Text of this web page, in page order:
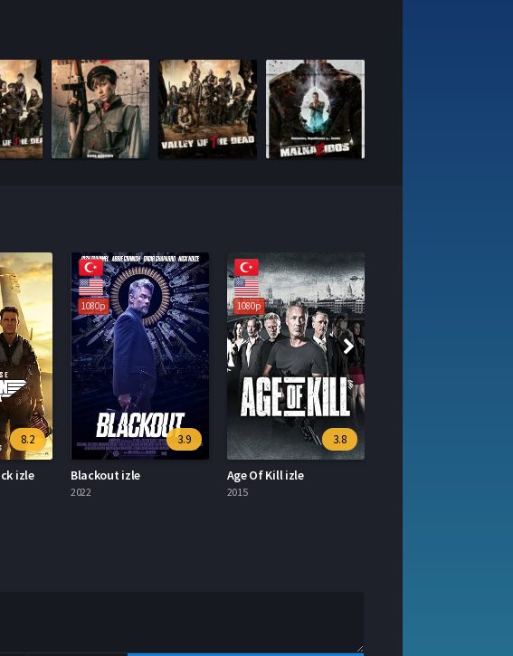
8.2
izle
1080p
3.9
Blackout izle
2022
1080p
3.8
Age Of Kill izle
2015